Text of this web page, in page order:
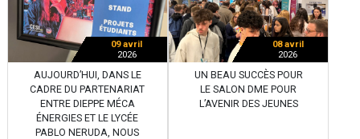
09 avril
2026
AUJOURD’HUI, DANS LE
CADRE DU PARTENARIAT
ENTRE DIEPPE MÉCA
ÉNERGIES ET LE LYCÉE
PABLO NERUDA, NOUS
08 avril
2026
UN BEAU SUCCÈS POUR
LE SALON DME POUR
L’AVENIR DES JEUNES